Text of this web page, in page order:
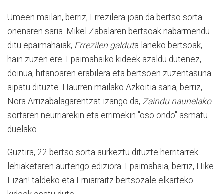
Umeen mailan, berriz, Errezilera joan da bertso sorta
onenaren saria. Mikel Zabalaren bertsoak nabarmendu
ditu epaimahaiak, Errezilen galduta laneko bertsoak,
hain zuzen ere. Epaimahaiko kideek azaldu dutenez,
doinua, hitanoaren erabilera eta bertsoen zuzentasuna
aipatu dituzte. Haurren mailako Azkoitia saria, berriz,
Nora Arrizabalagarentzat izango da, Zaindu naunelako
sortaren neurriarekin eta errimekin "oso ondo" asmatu
duelako.
Guztira, 22 bertso sorta aurkeztu dituzte herritarrek
lehiaketaren aurtengo ediziora. Epaimahaia, berriz, Hike
Eizan! taldeko eta Erniarraitz bertsozale elkarteko